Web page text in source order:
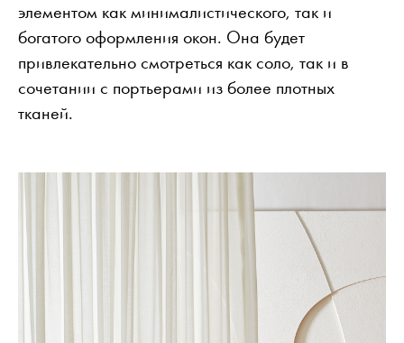
элементом как минималистического, так и
богатого оформления окон. Она будет
привлекательно смотреться как соло, так и в
сочетании с портьерами из более плотных
тканей.